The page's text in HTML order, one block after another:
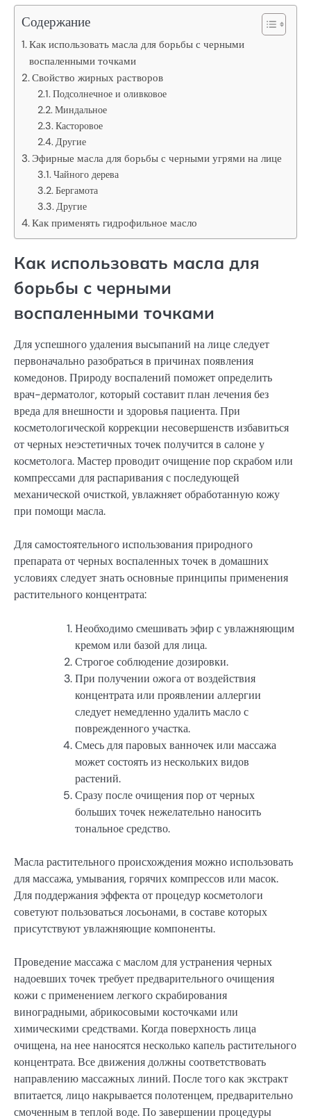
Содержание
Как использовать масла для борьбы с черными
воспаленными точками
Свойство жирных растворов
Подсолнечное и оливковое
Миндальное
Касторовое
Другие
Эфирные масла для борьбы с черными угрями на лице
Чайного дерева
Бергамота
Другие
Как применять гидрофильное масло
Как использовать масла для
борьбы с черными
воспаленными точками
Для успешного удаления высыпаний на лице следует
первоначально разобраться в причинах появления
комедонов. Природу воспалений поможет определить
врач-дерматолог, который составит план лечения без
вреда для внешности и здоровья пациента. При
косметологической коррекции несовершенств избавиться
от черных неэстетичных точек получится в салоне у
косметолога. Мастер проводит очищение пор скрабом или
компрессами для распаривания с последующей
механической очисткой, увлажняет обработанную кожу
при помощи масла.
Для самостоятельного использования природного
препарата от черных воспаленных точек в домашних
условиях следует знать основные принципы применения
растительного концентрата:
Необходимо смешивать эфир с увлажняющим
кремом или базой для лица.
Строгое соблюдение дозировки.
При получении ожога от воздействия
концентрата или проявлении аллергии
следует немедленно удалить масло с
поврежденного участка.
Смесь для паровых ванночек или массажа
может состоять из нескольких видов
растений.
Сразу после очищения пор от черных
больших точек нежелательно наносить
тональное средство.
Масла растительного происхождения можно использовать
для массажа, умывания, горячих компрессов или масок.
Для поддержания эффекта от процедур косметологи
советуют пользоваться лосьонами, в составе которых
присутствуют увлажняющие компоненты.
Проведение массажа с маслом для устранения черных
надоевших точек требует предварительного очищения
кожи с применением легкого скрабирования
виноградными, абрикосовыми косточками или
химическими средствами. Когда поверхность лица
очищена, на нее наносятся несколько капель растительного
концентрата. Все движения должны соответствовать
направлению массажных линий. После того как экстракт
впитается, лицо накрывается полотенцем, предварительно
смоченным в теплой воде. По завершении процедуры